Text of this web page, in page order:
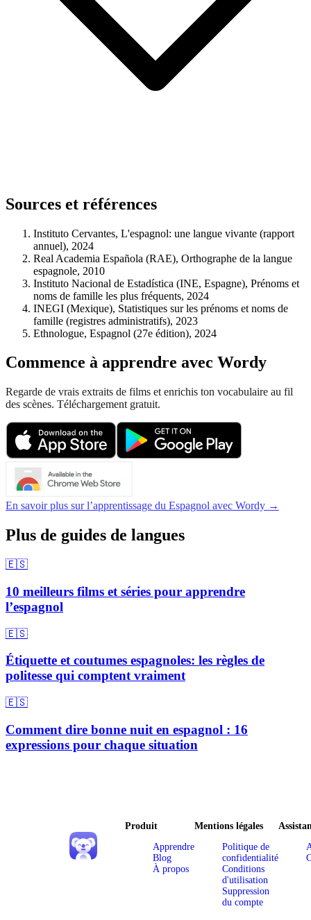
Sources et références
Instituto Cervantes, L'espagnol: une langue vivante (rapport
annuel), 2024
Real Academia Española (RAE), Orthographe de la langue
espagnole, 2010
Instituto Nacional de Estadística (INE, Espagne), Prénoms et
noms de famille les plus fréquents, 2024
INEGI (Mexique), Statistiques sur les prénoms et noms de
famille (registres administratifs), 2023
Ethnologue, Espagnol (27e édition), 2024
Commence à apprendre avec Wordy
Regarde de vrais extraits de films et enrichis ton vocabulaire au fil
des scènes. Téléchargement gratuit.
En savoir plus sur l’apprentissage du Espagnol avec Wordy →
Plus de guides de langues
🇪🇸
10 meilleurs films et séries pour apprendre
l’espagnol
🇪🇸
Étiquette et coutumes espagnoles: les règles de
politesse qui comptent vraiment
🇪🇸
Comment dire bonne nuit en espagnol : 16
expressions pour chaque situation
Produit
Apprendre
Blog
À propos
Mentions légales
Politique de
confidentialité
Conditions
d'utilisation
Suppression
du compte